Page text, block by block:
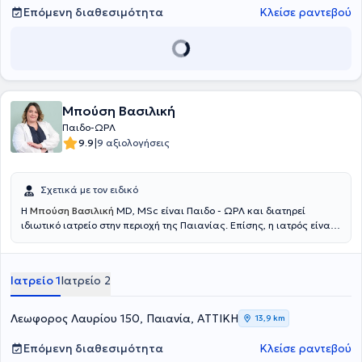
να παρακολουθεί τις εξελίξεις στον τομέα της με συμμετοχή σε
Επόμενη διαθεσιμότητα Κλείσε ραντεβού
Μπούση Βασιλική
Παιδο-ΩΡΛ
9.9|9 αξιολογήσεις
Σχετικά με τον ειδικό
Η Μπούση Βασιλική MD, MSc είναι Παιδο - ΩΡΛ και διατηρεί
ιδιωτικό ιατρείο στην περιοχή της Παιανίας. Επίσης, η ιατρός είναι
Γναθοπροσωπικής Χειρουργικής του Metropolitan General και
Ιατρικής του Αριστοτελείου Πανεπιστημίου Θεσσαλονίκης (ΑΠΘ) και
απόφοιτος του Μεταπτυχιακού Προγράμματος Σπουδών «Κλινική &
Βιομηχανική Φαρμακολογία» του ίδιου Πανεπιστημίου. Η ιατρός
ολοκλήρωσε την Ειδικότητα της Ωτορινολαρυγγολογίας -
Χειρουργικής Κεφαλής και Τραχήλου στην Α’ Πανεπιστημιακή
Ωτορινολαρυγγολογική Κλινική του Εθνικού και Καποδιστριακού
Ιατρείο 1Ιατρείο 2
Λεωφορος Λαυρίου 150, Παιανία, ΑΤΤΙΚΗ 13,9 km
Επόμενη διαθεσιμότητα Κλείσε ραντεβού